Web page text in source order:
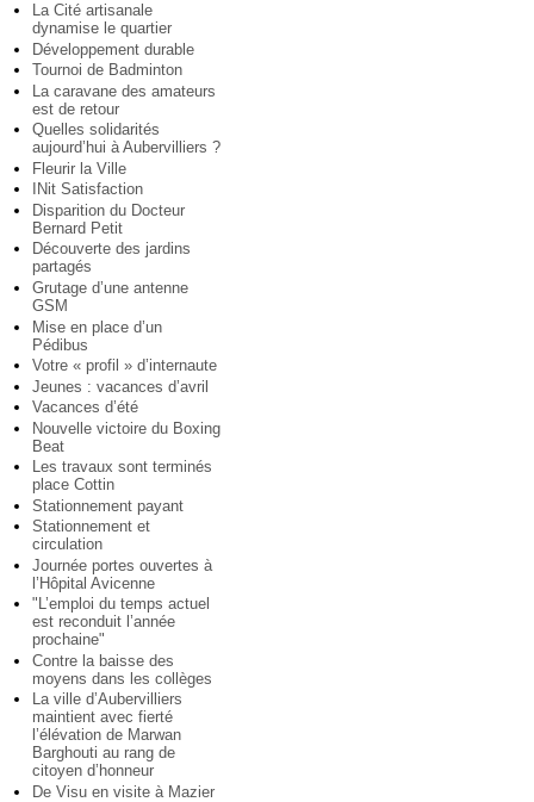
La Cité artisanale
dynamise le quartier
Développement durable
Tournoi de Badminton
La caravane des amateurs
est de retour
Quelles solidarités
aujourd’hui à Aubervilliers ?
Fleurir la Ville
INit Satisfaction
Disparition du Docteur
Bernard Petit
Découverte des jardins
partagés
Grutage d’une antenne
GSM
Mise en place d’un
Pédibus
Votre « profil » d’internaute
Jeunes : vacances d’avril
Vacances d’été
Nouvelle victoire du Boxing
Beat
Les travaux sont terminés
place Cottin
Stationnement payant
Stationnement et
circulation
Journée portes ouvertes à
l’Hôpital Avicenne
"L’emploi du temps actuel
est reconduit l’année
prochaine"
Contre la baisse des
moyens dans les collèges
La ville d’Aubervilliers
maintient avec fierté
l’élévation de Marwan
Barghouti au rang de
citoyen d’honneur
De Visu en visite à Mazier